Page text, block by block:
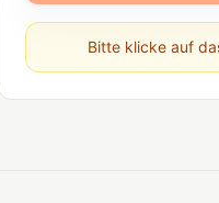
Bitte klicke auf